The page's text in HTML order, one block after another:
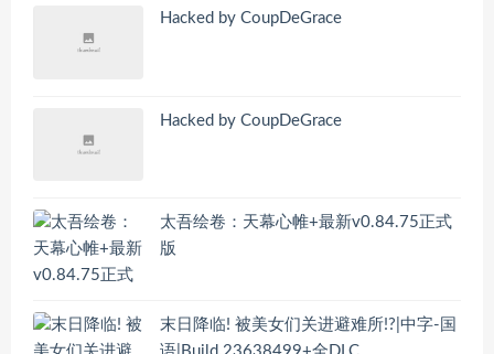
Hacked by CoupDeGrace
Hacked by CoupDeGrace
太吾绘卷：天幕心帷+最新v0.84.75正式
版
末日降临! 被美女们关进避难所!?|中字-国